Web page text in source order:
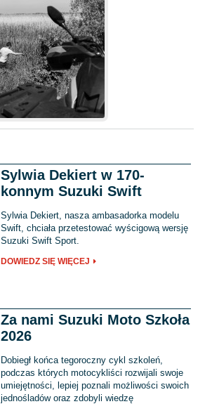
Sylwia Dekiert w 170-
konnym Suzuki Swift
Sylwia Dekiert, nasza ambasadorka modelu
Swift, chciała przetestować wyścigową wersję
Suzuki Swift Sport.
DOWIEDZ SIĘ WIĘCEJ
Za nami Suzuki Moto Szkoła
2026
Dobiegł końca tegoroczny cykl szkoleń,
podczas których motocykliści rozwijali swoje
umiejętności, lepiej poznali możliwości swoich
jednośladów oraz zdobyli wiedzę